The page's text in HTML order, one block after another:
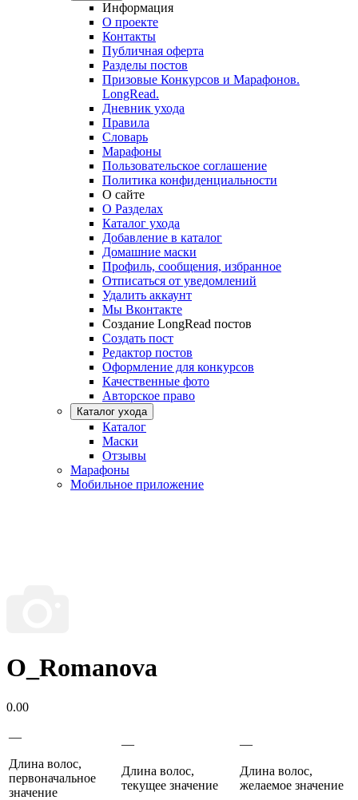
Информация
О проекте
Контакты
Публичная оферта
Разделы постов
Призовые Конкурсов и Марафонов.
LongRead.
Дневник ухода
Правила
Словарь
Марафоны
Пользовательское соглашение
Политика конфиденциальности
О сайте
О Разделах
Каталог ухода
Добавление в каталог
Домашние маски
Профиль, сообщения, избранное
Отписаться от уведомлений
Удалить аккаунт
Мы Вконтакте
Создание LongRead постов
Создать пост
Редактор постов
Оформление для конкурсов
Качественные фото
Авторское право
Каталог ухода
Каталог
Маски
Отзывы
Марафоны
Мобильное приложение
O_Romanova
0.00
—
Длина волос,
первоначальное
значение
—
Длина волос,
текущее значение
—
Длина волос,
желаемое значение